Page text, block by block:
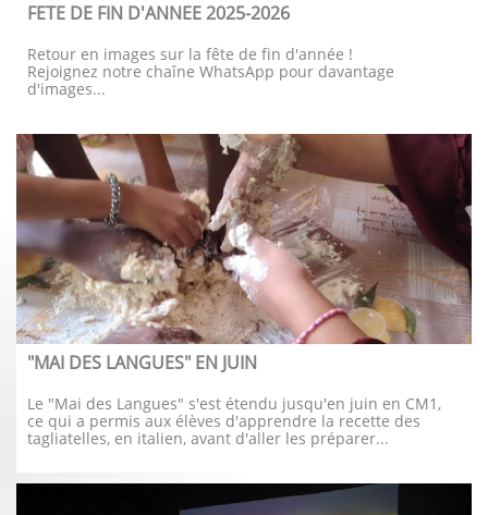
FETE DE FIN D'ANNEE 2025-2026
Retour en images sur la fête de fin d'année !
Rejoignez notre chaîne WhatsApp pour davantage
d'images...
"MAI DES LANGUES" EN JUIN
Le "Mai des Langues" s'est étendu jusqu'en juin en CM1,
ce qui a permis aux élèves d'apprendre la recette des
tagliatelles, en italien, avant d'aller les préparer...